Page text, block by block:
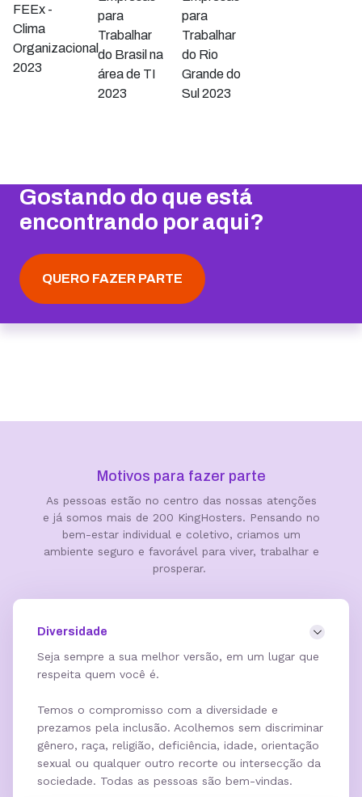
Gostando do que está
encontrando por aqui?
QUERO FAZER PARTE
Motivos para fazer parte
As pessoas estão no centro das nossas atenções
e já somos mais de 200 KingHosters. Pensando no
bem-estar individual e coletivo, criamos um
ambiente seguro e favorável para viver, trabalhar e
prosperar.
Diversidade
Seja sempre a sua melhor versão, em um lugar que
respeita quem você é.
Temos o compromisso com a diversidade e
prezamos pela inclusão. Acolhemos sem discriminar
gênero, raça, religião, deficiência, idade, orientação
sexual ou qualquer outro recorte ou intersecção da
sociedade. Todas as pessoas são bem-vindas.